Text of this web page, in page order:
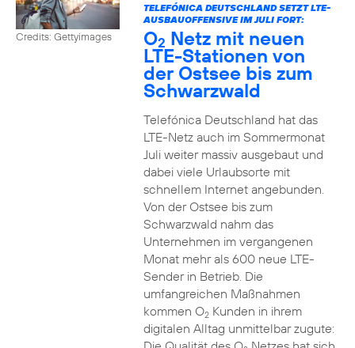
Credits: Gettyimages
TELEFÓNICA DEUTSCHLAND SETZT LTE-
AUSBAUOFFENSIVE IM JULI FORT:
O2 Netz mit neuen
LTE-Stationen von
der Ostsee bis zum
Schwarzwald
Telefónica Deutschland hat das
LTE-Netz auch im Sommermonat
Juli weiter massiv ausgebaut und
dabei viele Urlaubsorte mit
schnellem Internet angebunden.
Von der Ostsee bis zum
Schwarzwald nahm das
Unternehmen im vergangenen
Monat mehr als 600 neue LTE-
Sender in Betrieb. Die
umfangreichen Maßnahmen
kommen O2Kunden in ihrem
digitalen Alltag unmittelbar zugute: